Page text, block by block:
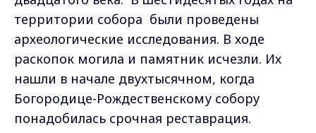
территории собора были проведены
археологические исследования. В ходе
раскопок могила и памятник исчезли. Их
нашли в начале двухтысячном, когда
Богородице-Рождественскому собору
понадобилась срочная реставрация.